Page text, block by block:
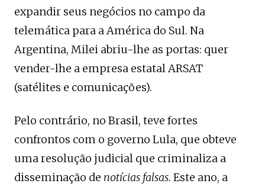
expandir seus negócios no campo da
telemática para a América do Sul. Na
Argentina, Milei abriu-lhe as portas: quer
vender-lhe a empresa estatal ARSAT
(satélites e comunicações).
Pelo contrário, no Brasil, teve fortes
confrontos com o governo Lula, que obteve
uma resolução judicial que criminaliza a
disseminação de notícias falsas. Este ano, a